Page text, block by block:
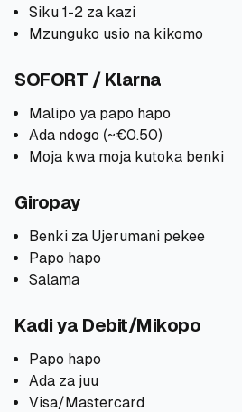
Siku 1-2 za kazi
Mzunguko usio na kikomo
SOFORT / Klarna
Malipo ya papo hapo
Ada ndogo (~€0.50)
Moja kwa moja kutoka benki
Giropay
Benki za Ujerumani pekee
Papo hapo
Salama
Kadi ya Debit/Mikopo
Papo hapo
Ada za juu
Visa/Mastercard